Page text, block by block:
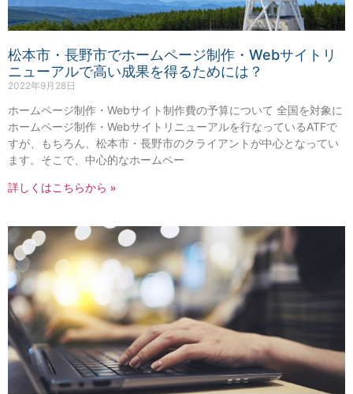
松本市・長野市でホームページ制作・Webサイトリ
ニューアルで高い成果を得るためには？
2022年9月28日
ホームページ制作・Webサイト制作費の予算について 全国を対象に
ホームページ制作・Webサイトリニューアルを行なっているATFで
すが、もちろん、松本市・長野市のクライアントが中心となってい
ます。そこで、中心的なホームペー
詳しくはこちらから »